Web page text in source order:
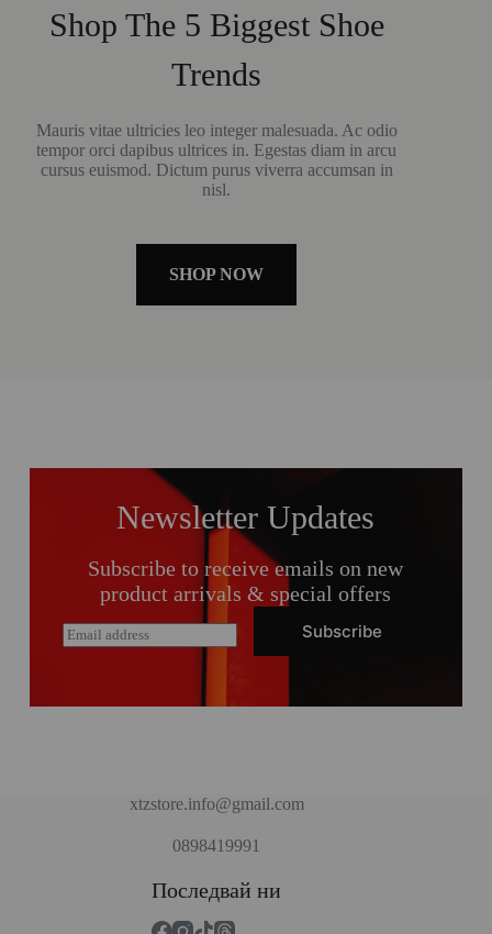
Shop The 5 Biggest Shoe
Trends
Mauris vitae ultricies leo integer malesuada. Ac odio
tempor orci dapibus ultrices in. Egestas diam in arcu
cursus euismod. Dictum purus viverra accumsan in
nisl.
SHOP NOW
Newsletter Updates
Subscribe to receive emails on new
product arrivals & special offers
E
m
l
Subscribe
xtzstore.info@gmail.com
0898419991
Последвай ни